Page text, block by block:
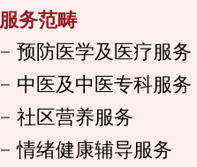
服务范畴
预防医学及医疗服务
中医及中医专科服务
社区营养服务
情绪健康辅导服务